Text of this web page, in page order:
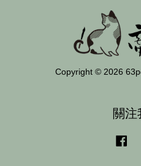
Copyright © 2026
關注